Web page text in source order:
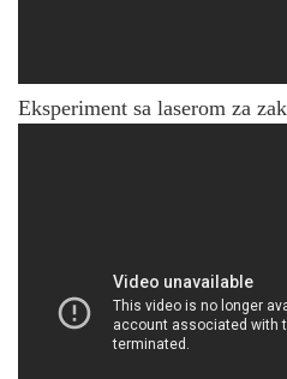
Eksperiment sa laserom za